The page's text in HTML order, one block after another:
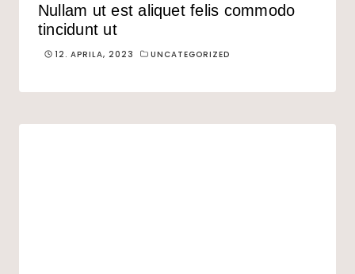
Nullam ut est aliquet felis commodo
tincidunt ut
12. APRILA, 2023 UNCATEGORIZED